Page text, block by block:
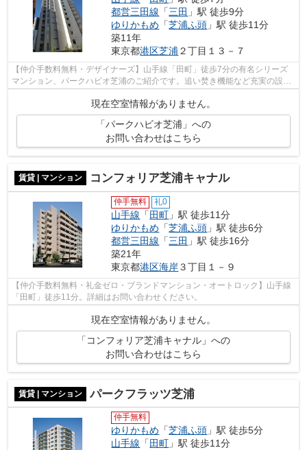
都営三田線 「三田 」駅 徒歩9分
ゆりかもめ 「芝浦ふ頭 」駅 徒歩11分
築11年
東京都港区芝浦 ２丁目１３－７
【仲介手数料無料・デザイナーズ】山手線「田町」徒歩7分の有名シリーズ
マンション、パークハビオ芝浦のご紹介です。追い焚き機能など充実の設備
現在空室情報がありません。
「パークハビオ芝浦」への
お問い合わせはこちら
賃貸 | マンション コンフォリア芝浦キャナル
仲手無料 礼0
山手線 「 田町 」駅 徒歩11分
ゆりかもめ 「芝浦ふ頭 」駅 徒歩6分
都営三田線 「三田 」駅 徒歩16分
築21年
東京都港区海岸３丁目１－９
【仲介手数料無料・礼金ゼロ・ブランドマンション・オートロック】山手線
「田町」徒歩11分。詳細はお問い合わせください。
現在空室情報がありません。
「コンフォリア芝浦キャナル」への
お問い合わせはこちら
賃貸 | マンション パークフラッツ芝浦
仲手無料
ゆりかもめ 「芝浦ふ頭 」駅 徒歩5分
山手線 「 田町 」駅 徒歩11分